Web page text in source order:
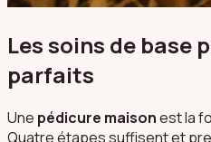
Les soins de base
parfaits
Une pédicure maisonest la
Quatre étapes suffisent et